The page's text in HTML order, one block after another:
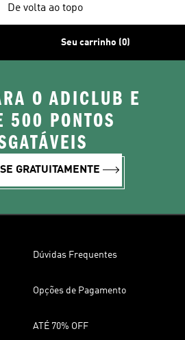
De volta ao topo
Seu carrinho (0)
O ADICLUB E
500 PONTOS
GRATUITAMENTE
Dúvidas Frequentes
Opções de Pagamento
ATÉ 70% OFF